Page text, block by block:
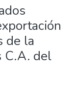
de la
C.A. del